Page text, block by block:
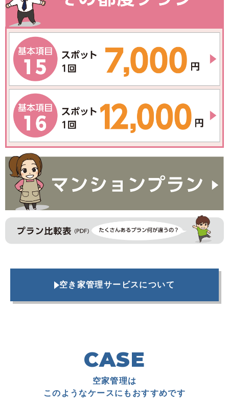
空き家管理サービスについて
CASE
空家管理は
このようなケースにもおすすめです